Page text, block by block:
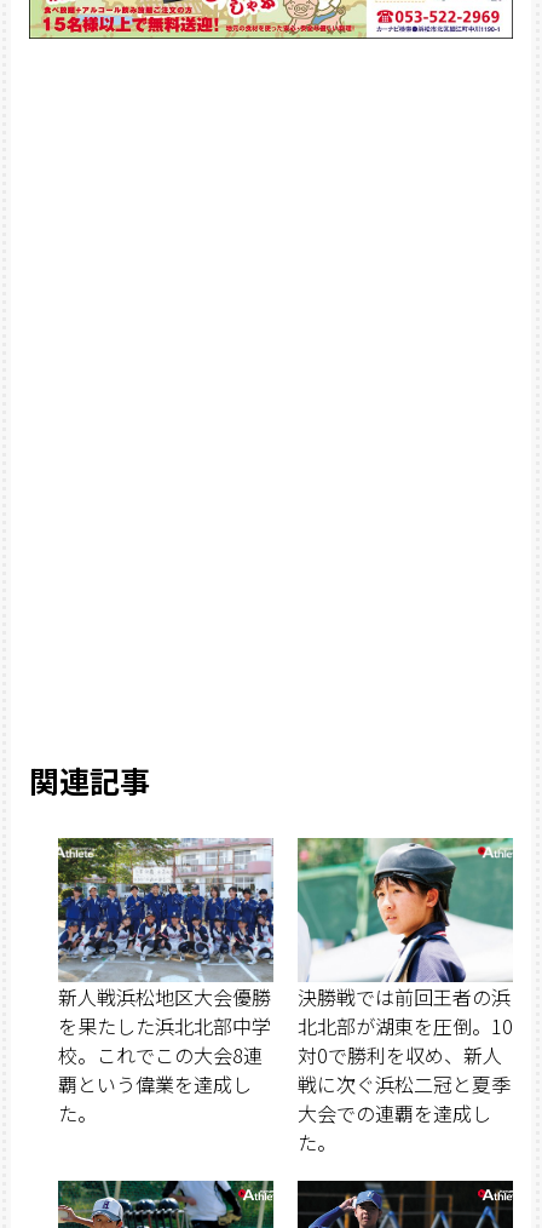
関連記事
新人戦浜松地区大会優勝
を果たした浜北北部中学
校。これでこの大会8連
覇という偉業を達成し
た。
決勝戦では前回王者の浜
北北部が湖東を圧倒。10
対0で勝利を収め、新人
戦に次ぐ浜松二冠と夏季
大会での連覇を達成し
た。